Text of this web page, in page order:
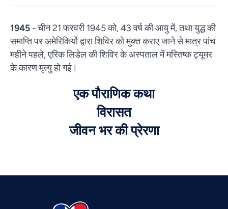
1945 - चीन 21 फरवरी 1945 को, 43 वर्ष की आयु में, तथा युद्ध की
समाप्ति पर अमेरिकियों द्वारा शिविर को मुक्त कराए जाने से मात्र पांच
महीने पहले, एरिक लिडेल की शिविर के अस्पताल में मस्तिष्क ट्यूमर
के कारण मृत्यु हो गई।
एक पौराणिक कथा
विरासत
जीवन भर की प्रेरणा
Tamil
Urdu